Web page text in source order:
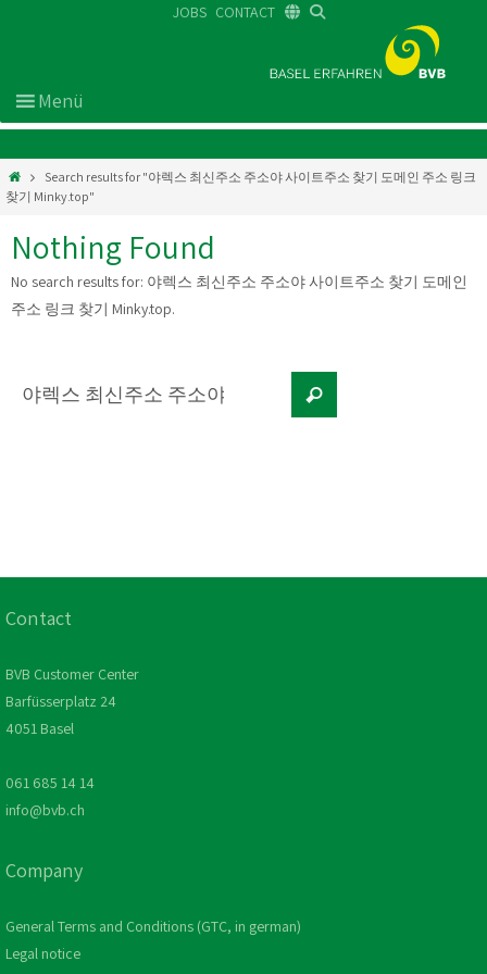
JOBS CONTACT
Search results for "야렉스 최신주소 주소야 사이트주소 찾기 도메인 주소 링크
찾기 Minky.top"
Nothing Found
No search results for: 야렉스 최신주소 주소야 사이트주소 찾기 도메인
주소 링크 찾기 Minky.top.
Contact
BVB Customer Center
Barfüsserplatz 24
4051 Basel
061 685 14 14
info@bvb.ch
Company
General Terms and Conditions (GTC, in german)
Legal notice